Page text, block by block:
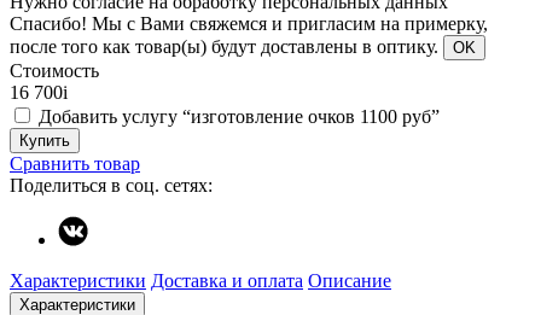
Спасибо! Мы с Вами свяжемся и пригласим на примерку,
после того как товар(ы) будут доставлены в оптику.
OK
Стоимость
16 700i
Добавить услугу “изготовление очков 1100 руб”
Купить
Сравнить товар
Поделиться в соц. сетях:
Характеристики Доставка и оплата Описание
Характеристики